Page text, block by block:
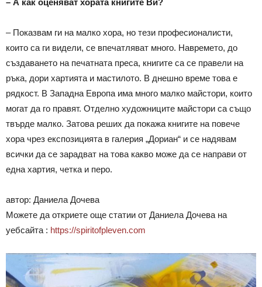
– А как оценяват хората книгите Ви?
– Показвам ги на малко хора, но тези професионалисти,
които са ги видели, се впечатляват много. Навремето, до
създаването на печатната преса, книгите са се правели на
ръка, дори хартията и мастилото. В днешно време това е
рядкост. В Западна Европа има много малко майстори, които
могат да го правят. Отделно художниците майстори са също
твърде малко. Затова реших да покажа книгите на повече
хора чрез експозицията в галерия „Дориан“ и се надявам
всички да се зарадват на това какво може да се направи от
една хартия, четка и перо.
автор: Даниела Дочева
Можете да откриете още статии от Даниела Дочева на
уебсайта : https://spiritofpleven.com